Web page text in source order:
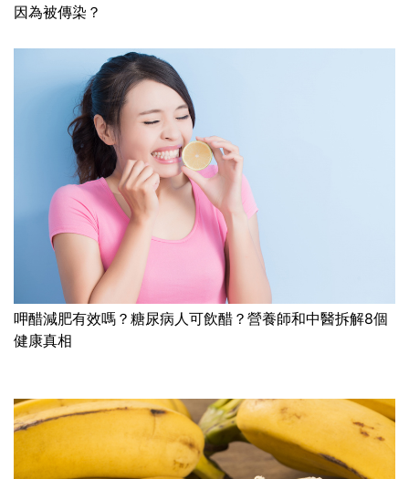
因為被傳染？
呷醋減肥有效嗎？糖尿病人可飲醋？營養師和中醫拆解8個
健康真相